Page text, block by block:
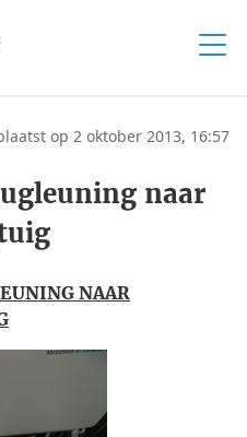
op 2 oktober 2013, 16:57
naar
NAAR